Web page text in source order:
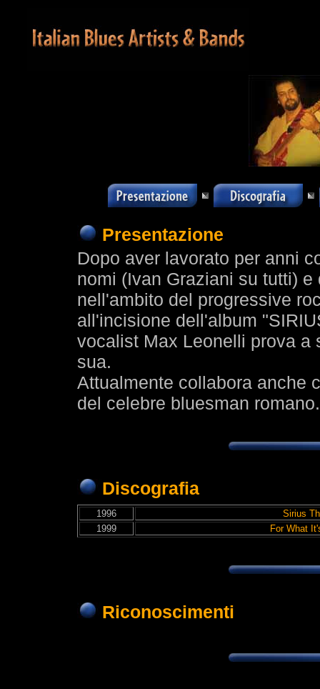
Presentazione
Dopo aver lavorato per anni
nomi (Ivan Graziani su tutti)
nell'ambito del progressive
all'incisione dell'album
vocalist Max Leonelli prova a
sua.
Attualmente collabora anche
del celebre bluesman romano.
Discografia
1996
Sirius
1999
For What
Riconoscimenti